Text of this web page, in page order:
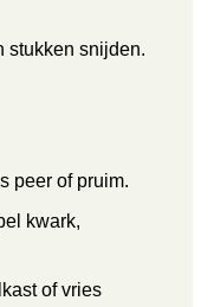
stukken snijden.
peer of pruim.
kwark,
of vries